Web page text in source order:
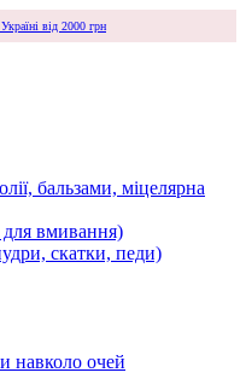
від 2000 грн
бальзами, міцелярна
вмивання)
скатки, педи)
навколо очей